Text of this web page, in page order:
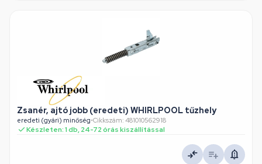
Zsanér, ajtó jobb (eredeti) WHIRLPOOL tűzhely
eredeti (gyári) minőség•Cikkszám: 481010562918
Készleten: 1 db, 24-72 órás kiszállítással